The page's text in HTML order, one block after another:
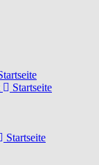
Startseite
Startseite